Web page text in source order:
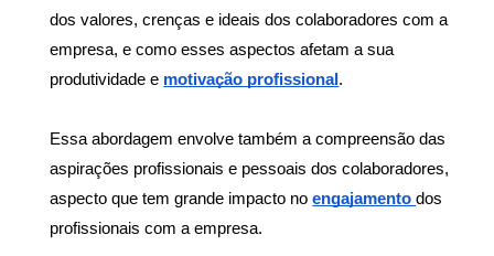
dos valores, crenças e ideais dos colaboradores com a
empresa, e como esses aspectos afetam a sua
produtividade e motivação profissional .
Essa abordagem envolve também a compreensão das
aspirações profissionais e pessoais dos colaboradores,
aspecto que tem grande impacto no engajamento dos
profissionais com a empresa.